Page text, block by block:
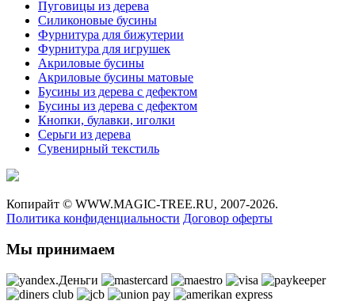
Пуговицы из дерева
Силиконовые бусины
Фурнитура для бижутерии
Фурнитура для игрушек
Акриловые бусины
Акриловые бусины матовые
Бусины из дерева с дефектом
Бусины из дерева с дефектом
Кнопки, булавки, иголки
Серьги из дерева
Сувенирный текстиль
Копирайт © WWW.MAGIC-TREE.RU, 2007-2026.
Политика конфиденциальности Договор оферты
Мы принимаем